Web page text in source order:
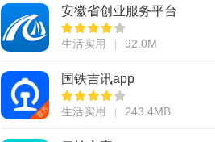
安徽省创业服务平台
生活实用 92.0M
国铁吉讯app
生活实用 243.4MB